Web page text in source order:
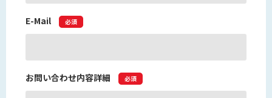
E-Mail 必須
お問い合わせ内容詳細 必須